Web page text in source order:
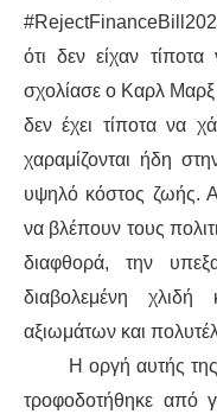
ότι δεν είχαν
σχολίασε ο Καρλ Μαρξ
δεν έχει τίποτα να
χαραμίζονται ήδη
υψηλό κόστος ζωής.
να βλέπουν τους
διαφθορά, την
διαβολεμένη
αξιωμάτων και
Η οργή αυτής
τροφοδοτήθηκε από